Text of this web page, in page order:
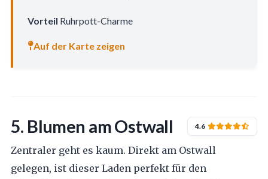
Vorteil Ruhrpott-Charme
Auf der Karte zeigen
5. Blumen am Ostwall 4.6
Zentraler geht es kaum. Direkt am Ostwall
gelegen, ist dieser Laden perfekt für den